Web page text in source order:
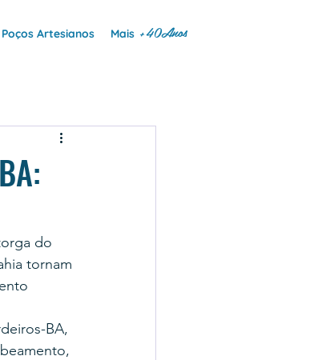
Artesianos Mais +40Anos
do
tornam
BA,